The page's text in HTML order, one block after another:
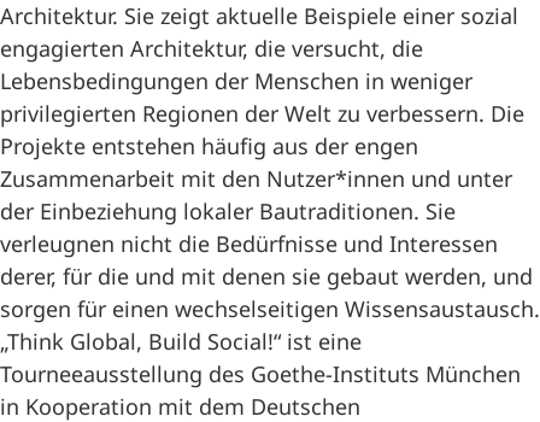
Architektur. Sie zeigt aktuelle Beispiele einer sozial
engagierten Architektur, die versucht, die
Lebensbedingungen der Menschen in weniger
privilegierten Regionen der Welt zu verbessern. Die
Projekte entstehen häufig aus der engen
Zusammenarbeit mit den Nutzer*innen und unter
der Einbeziehung lokaler Bautraditionen. Sie
verleugnen nicht die Bedürfnisse und Interessen
derer, für die und mit denen sie gebaut werden, und
sorgen für einen wechselseitigen Wissensaustausch.
„Think Global, Build Social!“ ist eine
Tourneeausstellung des Goethe-Instituts München
in Kooperation mit dem Deutschen